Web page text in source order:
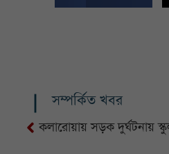
সম্পর্কিত খবর
কলারোয়ায় সড়ক দুর্ঘটনায়